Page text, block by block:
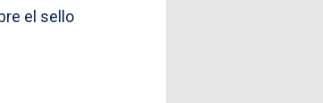
el sello